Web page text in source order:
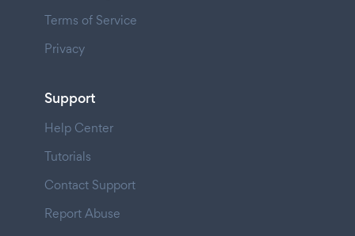
Terms of Service
Privacy
Support
Help Center
Tutorials
Contact Support
Report Abuse